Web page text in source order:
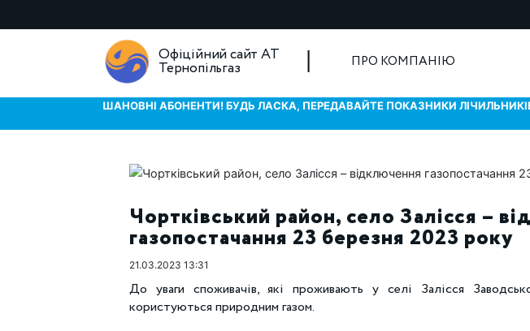
Офіційний сайт АТ
Тернопільгаз ПРО КОМПАНІЮ
ШАНОВНІ АБОНЕНТИ! БУДЬ ЛАСКА, ПЕРЕДАВАЙТЕ ПОКАЗНИКИ
Чортківський район, село Залісся –
газопостачання 23 березня 2023 року
21.03.2023 13:31
До уваги споживачів, які проживають у селі Залісся
користуються природним газом.